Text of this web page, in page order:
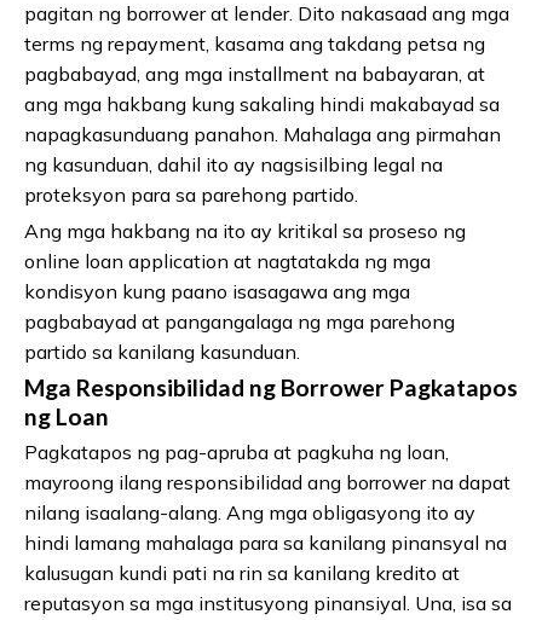
pagitan ng borrower at lender. Dito nakasaad ang mga
terms ng repayment, kasama ang takdang petsa ng
pagbabayad, ang mga installment na babayaran, at
ang mga hakbang kung sakaling hindi makabayad sa
napagkasunduang panahon. Mahalaga ang pirmahan
ng kasunduan, dahil ito ay nagsisilbing legal na
proteksyon para sa parehong partido.
Ang mga hakbang na ito ay kritikal sa proseso ng
online loan application at nagtatakda ng mga
kondisyon kung paano isasagawa ang mga
pagbabayad at pangangalaga ng mga parehong
partido sa kanilang kasunduan.
Mga Responsibilidad ng Borrower Pagkatapos
ng Loan
Pagkatapos ng pag-apruba at pagkuha ng loan,
mayroong ilang responsibilidad ang borrower na dapat
nilang isaalang-alang. Ang mga obligasyong ito ay
hindi lamang mahalaga para sa kanilang pinansyal na
kalusugan kundi pati na rin sa kanilang kredito at
reputasyon sa mga institusyong pinansiyal. Una, isa sa